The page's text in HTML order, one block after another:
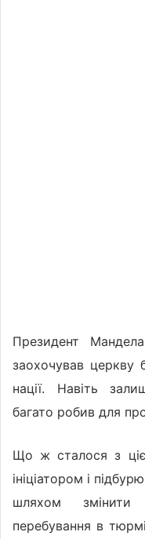
Президент
заохочував церкву
нації. Навіть
багато робив для
Що ж сталося з
ініціатором і
шляхом
перебування в